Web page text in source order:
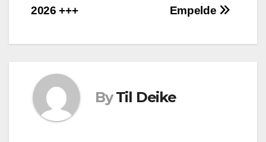
Empelde
2026 +++
By Til Deike